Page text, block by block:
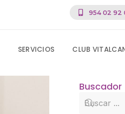
954 02 92
SERVICIOS CLUB
Buscador